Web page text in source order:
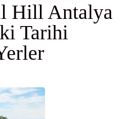
Hill Antalya
Tarihi